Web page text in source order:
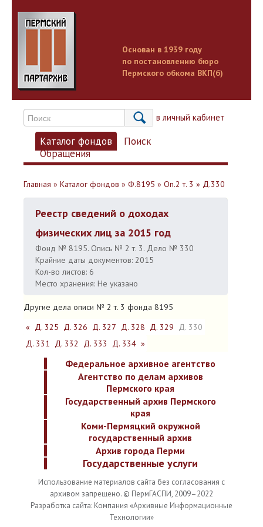
Основан в 1939 году
по постановлению бюро
Пермского обкома ВКП(б)
Вход в личный кабинет
Каталог фондов
Поиск
Обращения
Главная » Каталог фондов » Ф.8195 » Оп.2 т. 3 » Д.330
Реестр сведений о доходах
физических лиц за 2015 год
Фонд № 8195. Опись № 2 т. 3. Дело № 330
Крайние даты документов: 2015
Кол-во листов: 6
Место хранения: Не указано
Другие дела описи № 2 т. 3 фонда 8195
« Д. 325 Д. 326 Д. 327 Д. 328 Д. 329 Д. 330
Д. 331 Д. 332 Д. 333 Д. 334 »
Федеральное архивное агентство
Агентство по делам архивов
Пермского края
Государственный архив Пермского
края
Коми-Пермяцкий окружной
государственный архив
Архив города Перми
Государственные услуги
Использование материалов сайта без согласования с
архивом запрещено. © ПермГАСПИ, 2009–2022
Разработка сайта: Компания «Архивные Информационные
Технологии»